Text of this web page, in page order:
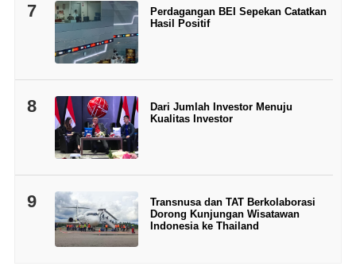
7
Perdagangan BEI Sepekan Catatkan
Hasil Positif
8
Dari Jumlah Investor Menuju
Kualitas Investor
9
Transnusa dan TAT Berkolaborasi
Dorong Kunjungan Wisatawan
Indonesia ke Thailand